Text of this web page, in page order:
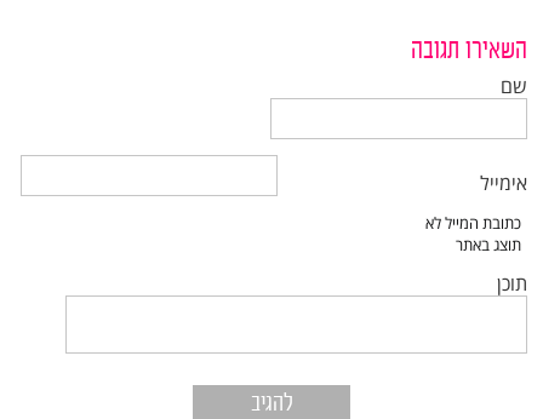
השאירו תגובה
שם
אימייל
תוכן